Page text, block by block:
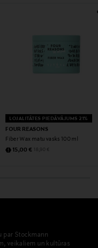
LOJALITĀTES PIEDĀVĀJUMS 21%
FOUR REASONS
Fiber Wax matu vasks 100 ml
Discounted Price
15,00 € Original Price
18,90 €
par Stockmann
veikaliem un kultūras